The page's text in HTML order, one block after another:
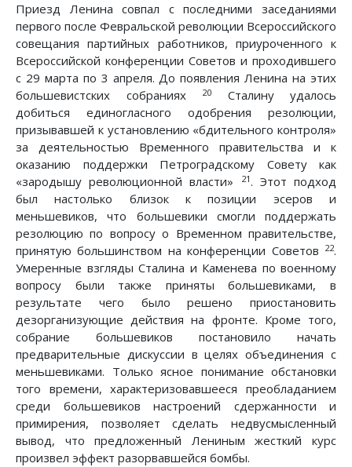
Приезд Ленина совпал с последними заседаниями
первого после Февральской революции Всероссийского
совещания партийных работников, приуроченного к
Всероссийской конференции Советов и проходившего
с 29 марта по 3 апреля. До появления Ленина на этих
большевистских собраниях
20
Сталину удалось
добиться единогласного одобрения резолюции,
призывавшей к установлению «бдительного контроля»
за деятельностью Временного правительства и к
оказанию поддержки Петроградскому Совету как
«зародышу революционной власти»
21. Этот подход
был настолько близок к позиции эсеров и
меньшевиков, что большевики смогли поддержать
резолюцию по вопросу о Временном правительстве,
принятую большинством на конференции Советов 22.
Умеренные взгляды Сталина и Каменева по военному
вопросу были также приняты большевиками, в
результате чего было решено приостановить
дезорганизующие действия на фронте. Кроме того,
собрание большевиков постановило начать
предварительные дискуссии в целях объединения с
меньшевиками. Только ясное понимание обстановки
того времени, характеризовавшееся преобладанием
среди большевиков настроений сдержанности и
примирения, позволяет сделать недвусмысленный
вывод, что предложенный Лениным жесткий курс
произвел эффект разорвавшейся бомбы.